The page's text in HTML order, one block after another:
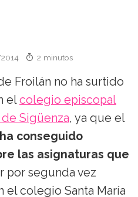
2 minutos
Froilán no ha surtido
elcolegio episcopal
Sigüenza, ya que el
conseguido
las asignaturas que
por segunda vez
el colegio Santa María